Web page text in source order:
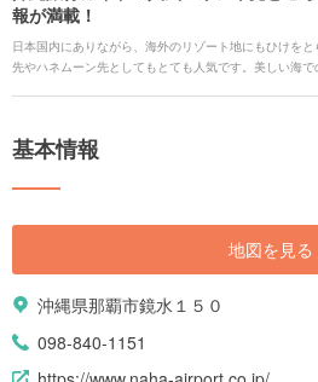
報が満載！
日本国内にありながら、海外のリゾート地にもひけを
先やハネムーン先としてもとても人気です。美しい海
ろがたくさんあります。さらには足を伸ばして、離島で
りと感じることのできるスポット、アクセスや交通、各
基本情報
地図を見る
沖縄県那覇市鏡水１５０
098-840-1151